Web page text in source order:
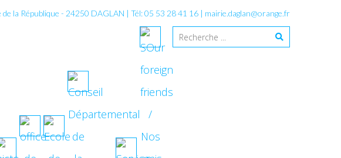
de la République - 24250 DAGLAN | Tél: 05 53 28 41 16 | mairie.daglan@orange.fr